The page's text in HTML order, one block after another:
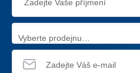
Vyberte prodejnu…